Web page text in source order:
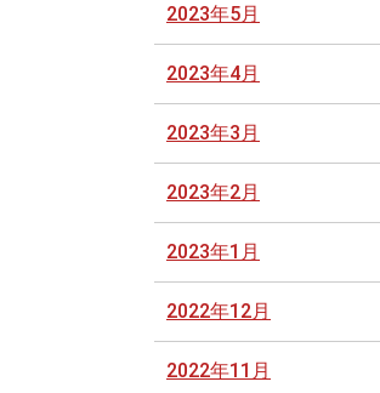
2023年5月
2023年4月
2023年3月
2023年2月
2023年1月
2022年12月
2022年11月